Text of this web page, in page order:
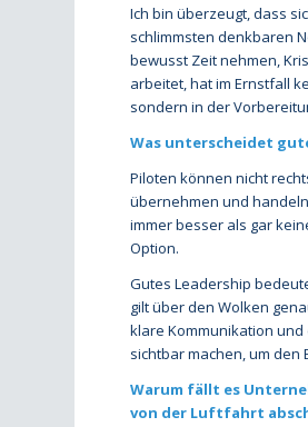
Ich bin überzeugt, dass
schlimmsten denkbaren
bewusst Zeit nehmen,
arbeitet, hat im Ernstfall
sondern in der
Was unterscheidet
Piloten können nicht
übernehmen und
immer besser als gar
Option.
Gutes Leadership
gilt über den Wolken
klare Kommunikation
sichtbar machen, um den
Warum fällt es
von der Luftfahrt